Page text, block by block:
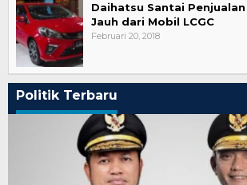
Daihatsu Santai
Jauh dari Mobil LCGC
Februari 20, 2018
Politik Terbaru